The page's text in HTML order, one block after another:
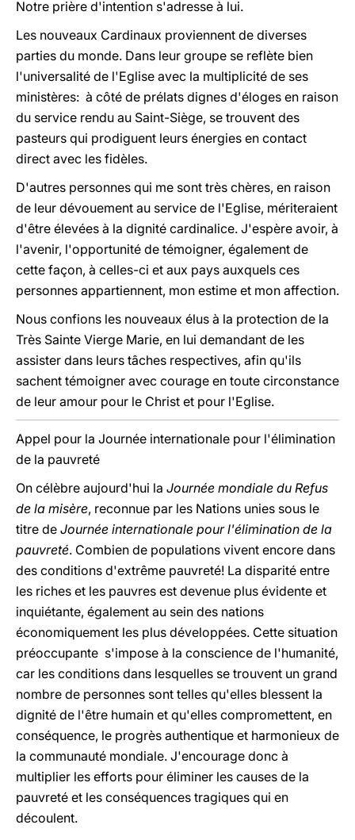
Notre prière d'intention s'adresse à lui.
Les nouveaux Cardinaux proviennent de diverses
parties du monde. Dans leur groupe se reflète bien
l'universalité de l'Eglise avec la multiplicité de ses
ministères: à côté de prélats dignes d'éloges en raison
du service rendu au Saint-Siège, se trouvent des
pasteurs qui prodiguent leurs énergies en contact
direct avec les fidèles.
D'autres personnes qui me sont très chères, en raison
de leur dévouement au service de l'Eglise, mériteraient
d'être élevées à la dignité cardinalice. J'espère avoir, à
l'avenir, l'opportunité de témoigner, également de
cette façon, à celles-ci et aux pays auxquels ces
personnes appartiennent, mon estime et mon affection.
Nous confions les nouveaux élus à la protection de la
Très Sainte Vierge Marie, en lui demandant de les
assister dans leurs tâches respectives, afin qu'ils
sachent témoigner avec courage en toute circonstance
de leur amour pour le Christ et pour l'Eglise.
Appel pour la Journée internationale pour l'élimination
de la pauvreté
On célèbre aujourd'hui la Journée mondiale du Refus
de la misère, reconnue par les Nations unies sous le
titre de Journée internationale pour l'élimination de la
pauvreté. Combien de populations vivent encore dans
des conditions d'extrême pauvreté! La disparité entre
les riches et les pauvres est devenue plus évidente et
inquiétante, également au sein des nations
économiquement les plus développées. Cette situation
préoccupante s'impose à la conscience de l'humanité,
car les conditions dans lesquelles se trouvent un grand
nombre de personnes sont telles qu'elles blessent la
dignité de l'être humain et qu'elles compromettent, en
conséquence, le progrès authentique et harmonieux de
la communauté mondiale. J'encourage donc à
multiplier les efforts pour éliminer les causes de la
pauvreté et les conséquences tragiques qui en
découlent.